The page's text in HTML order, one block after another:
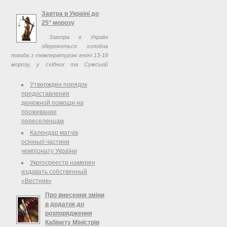
Міжнародному дитячому центрі
Артек.
Завтра в Україні до
25° морозу
Завтра в Україні
збережеться холодна
погода з температурою вночі 13-18
морозу, у східних та Сумській
морозу.Утвержден порядок
предоставления
денежной помощи на
проживание
переселенцам
Календар матчів
осінньої частини
чемпіонату України
Укргосреестр намерен
издавать собственный
«Вестник»
Про внесення зміни
в додаток до
розпорядження
Кабінету Міністрів